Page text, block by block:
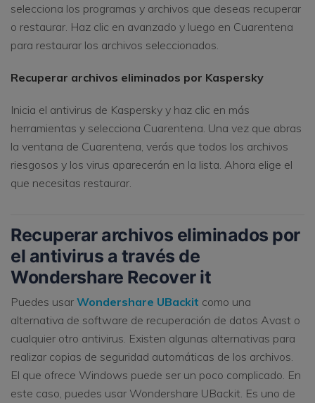
selecciona los programas y archivos que deseas recuperar
o restaurar. Haz clic en avanzado y luego en Cuarentena
para restaurar los archivos seleccionados.
Recuperar archivos eliminados por Kaspersky
Inicia el antivirus de Kaspersky y haz clic en más
herramientas y selecciona Cuarentena. Una vez que abras
la ventana de Cuarentena, verás que todos los archivos
riesgosos y los virus aparecerán en la lista. Ahora elige el
que necesitas restaurar.
Recuperar archivos eliminados por
el antivirus a través de
Wondershare Recover it
Puedes usar Wondershare UBackit como una
alternativa de software de recuperación de datos Avast o
cualquier otro antivirus. Existen algunas alternativas para
realizar copias de seguridad automáticas de los archivos.
El que ofrece Windows puede ser un poco complicado. En
este caso, puedes usar Wondershare UBackit. Es uno de